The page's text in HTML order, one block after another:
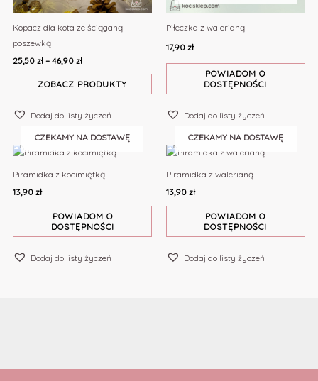
Kopacz dla kota ze ściąganą
poszewką
25,50zł – 46,90zł
ZOBACZ PRODUKTY
Dodaj do listy życzeń
Piłeczka z walerianą
17,90 zł
POWIADOM O
DOSTĘPNOŚCI
Dodaj do listy życzeń
CZEKAMY NA DOSTAWĘ
Piramidka z kocimiętką
13,90zł
POWIADOM O
DOSTĘPNOŚCI
Dodaj do listy życzeń
CZEKAMY NA DOSTAWĘ
Piramidka z walerianą
13,90 zł
POWIADOM O
DOSTĘPNOŚCI
Dodaj do listy życzeń